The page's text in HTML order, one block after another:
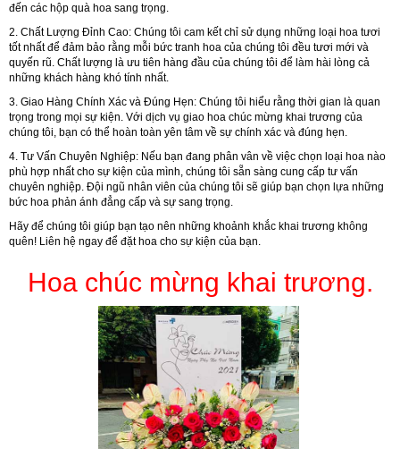
đến các hộp quà hoa sang trọng.
2. Chất Lượng Đỉnh Cao: Chúng tôi cam kết chỉ sử dụng những loại hoa tươi
tốt nhất để đảm bảo rằng mỗi bức tranh hoa của chúng tôi đều tươi mới và
quyến rũ. Chất lượng là ưu tiên hàng đầu của chúng tôi để làm hài lòng cả
những khách hàng khó tính nhất.
3. Giao Hàng Chính Xác và Đúng Hẹn: Chúng tôi hiểu rằng thời gian là quan
trọng trong mọi sự kiện. Với dịch vụ giao hoa chúc mừng khai trương của
chúng tôi, bạn có thể hoàn toàn yên tâm về sự chính xác và đúng hẹn.
4. Tư Vấn Chuyên Nghiệp: Nếu bạn đang phân vân về việc chọn loại hoa nào
phù hợp nhất cho sự kiện của mình, chúng tôi sẵn sàng cung cấp tư vấn
chuyên nghiệp. Đội ngũ nhân viên của chúng tôi sẽ giúp bạn chọn lựa những
bức hoa phản ánh đẳng cấp và sự sang trọng.
Hãy để chúng tôi giúp bạn tạo nên những khoảnh khắc khai trương không
quên! Liên hệ ngay để đặt hoa cho sự kiện của bạn.
Hoa chúc mừng khai trương.